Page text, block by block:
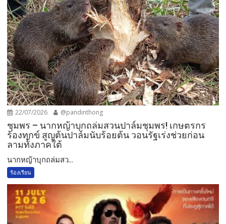
22/07/2026 @pandinthong
ชุมพร – นากหญ้าบุกถล่มสวนปาล์มชุมพร! เกษตรกร
ร้องทุกข์ สูญต้นปาล์มนับร้อยต้น วอนรัฐเร่งช่วยก่อน
ลามทั้งภาคใต้
นากหญ้าบุกถล่มสว...
ร้องเรียน